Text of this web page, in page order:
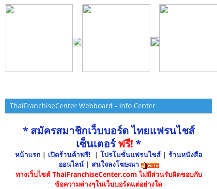
ThaiFranchiseCenter Webboard - Info Center
* สมัครสมาชิกเว็บบอร์ด ไทยแฟรนไชส์
เซ็นเตอร์ฟรี! *
หน้าแรก | เปิดร้านค้าฟรี! | โปรโมชั่นแฟรนไชส์ | ร้านหนังสือ
ออนไลน์ | สนใจลงโฆษณา
ทางเว็บไซต์ ThaiFranchiseCenter.com ไม่มีส่วนรับผิดชอบกับ
ข้อความต่างๆในเว็บบอร์ดแต่อย่างใด